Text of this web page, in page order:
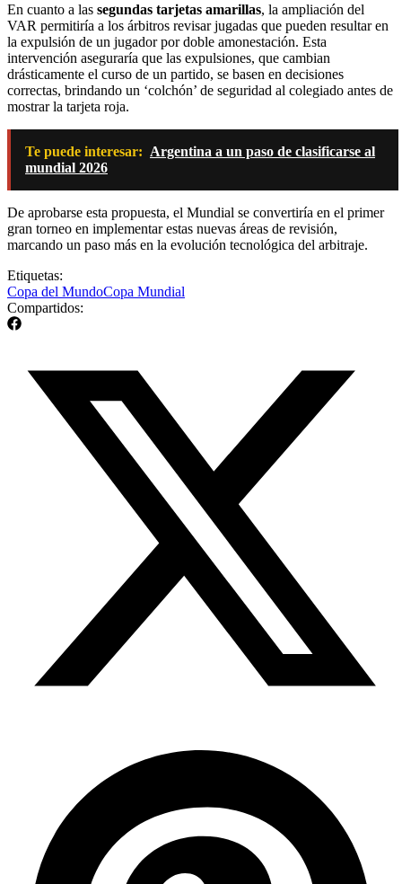
En cuanto a las segundas tarjetas amarillas, la ampliación del
VAR permitiría a los árbitros revisar jugadas que pueden resultar en
la expulsión de un jugador por doble amonestación. Esta
intervención aseguraría que las expulsiones, que cambian
drásticamente el curso de un partido, se basen en decisiones
correctas, brindando un ‘colchón’ de seguridad al colegiado antes de
mostrar la tarjeta roja.
Te puede interesar: Argentina a un paso de clasificarse al
mundial 2026
De aprobarse esta propuesta, el Mundial se convertiría en el primer
gran torneo en implementar estas nuevas áreas de revisión,
marcando un paso más en la evolución tecnológica del arbitraje.
Etiquetas:
Copa del MundoCopa Mundial
Compartidos: